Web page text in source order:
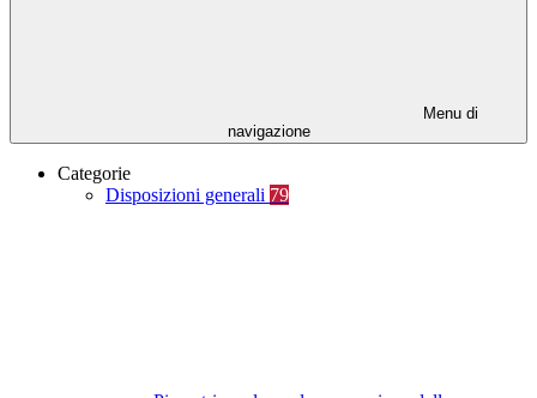
Menu di
navigazione
Categorie
Disposizioni generali 79